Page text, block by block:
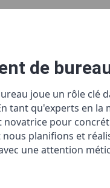
de
joue un rôle clé
tant qu'experts en
novatrice pour
planifions et
une attention